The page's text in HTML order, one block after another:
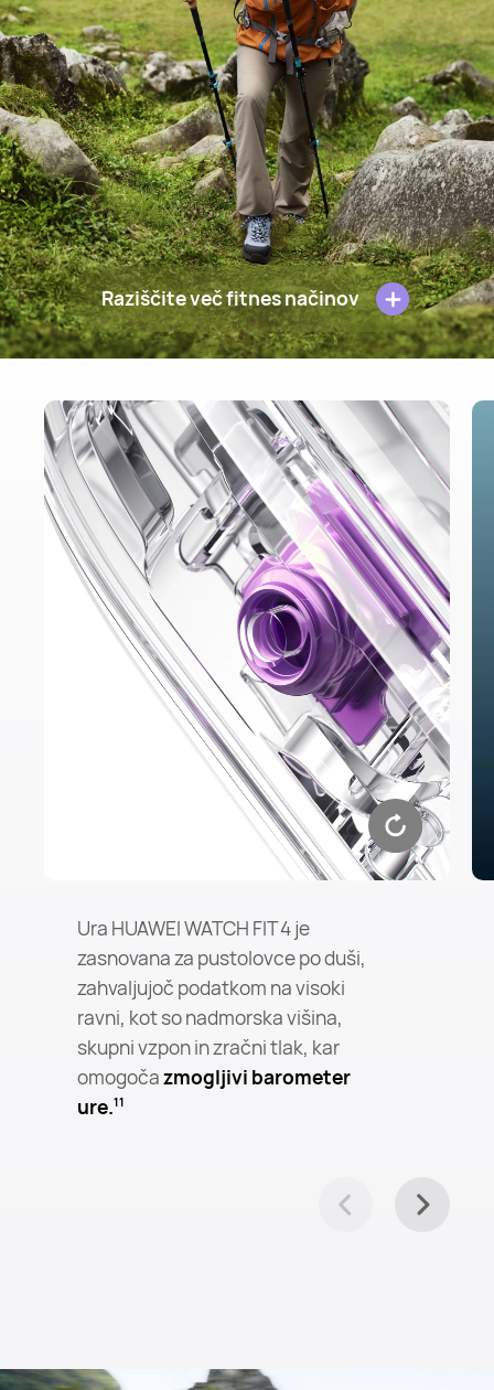
Raziščite več fitnes načinov
Ura HUAWEI WATCH FIT 4 je
zasnovana za pustolovce po duši,
zahvaljujoč podatkom na visoki
ravni, kot so nadmorska višina,
skupni vzpon in zračni tlak, kar
omogočazmogljivi barometer
ure.11